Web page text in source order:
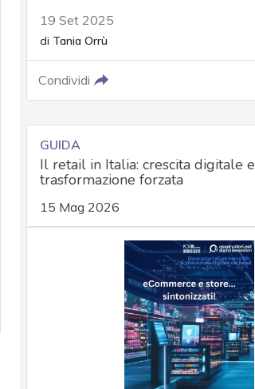
19 Set 2025
di Tania Orrù
Condividi
GUIDA
Il retail in Italia: crescita digitale e
trasformazione forzata
15 Mag 2026